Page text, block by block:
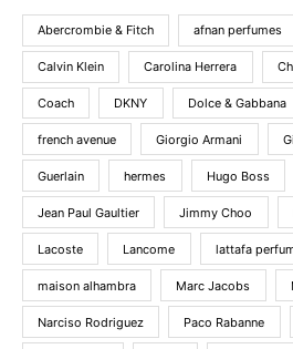
Abercrombie & Fitch afnan perfumes
Calvin Klein Carolina Herrera
Coach DKNY Dolce & Gabbana
french avenue Giorgio Armani
Guerlain hermes Hugo Boss
Jean Paul Gaultier Jimmy Choo
Lacoste Lancome lattafa
maison alhambra Marc Jacobs
Narciso Rodriguez Paco Rabanne